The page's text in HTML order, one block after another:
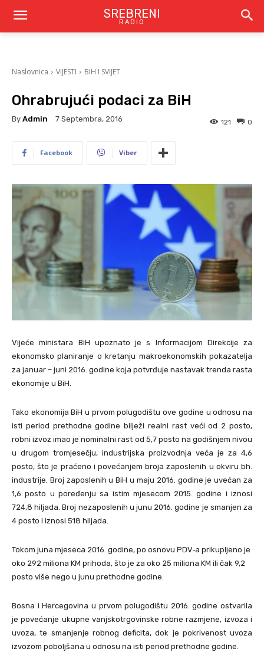
SREBRENI
RADIO
Naslovnica VIJESTI BIH I SVIJET
Ohrabrujući podaci za BiH
By Admin 7 Septembra, 2016 0
121
Facebook Viber
Vijeće ministara BiH upoznato je s Informacijom Direkcije za
ekonomsko planiranje o kretanju makroekonomskih pokazatelja
za januar – juni 2016. godine koja potvrđuje nastavak trenda rasta
ekonomije u BiH.
Tako ekonomija BiH u prvom polugodištu ove godine u odnosu na
isti period prethodne godine bilježi realni rast veći od 2 posto,
robni izvoz imao je nominalni rast od 5,7 posto na godišnjem nivou
u drugom tromjesečju, industrijska proizvodnja veća je za 4,6
posto, što je praćeno i povećanjem broja zaposlenih u okviru bh.
industrije. Broj zaposlenih u BiH u maju 2016. godine je uvećan za
1,6 posto u poređenju sa istim mjesecom 2015. godine i iznosi
724,8 hiljada. Broj nezaposlenih u junu 2016. godine je smanjen za
4 posto i iznosi 518 hiljada.
Tokom juna mjeseca 2016. godine, po osnovu PDV‐a prikupljeno je
oko 292 miliona KM prihoda, što je za oko 25 miliona KM ili čak 9,2
posto više nego u junu prethodne godine.
Bosna i Hercegovina u prvom polugodištu 2016. godine ostvarila
je povećanje ukupne vanjskotrgovinske robne razmjene, izvoza i
uvoza, te smanjenje robnog deficita, dok je pokrivenost uvoza
izvozom poboljšana u odnosu na isti period prethodne godine.